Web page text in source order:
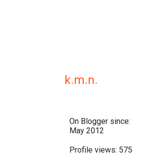
k.m.n.
On Blogger since:
May 2012
Profile views: 575